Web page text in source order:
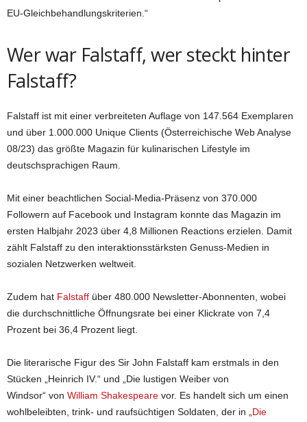
EU-Gleichbehandlungskriterien.“
Wer war Falstaff, wer steckt hinter
Falstaff?
Falstaff ist mit einer verbreiteten Auflage von 147.564 Exemplaren
und über 1.000.000 Unique Clients (Österreichische Web Analyse
08/23) das größte Magazin für kulinarischen Lifestyle im
deutschsprachigen Raum.
Mit einer beachtlichen Social-Media-Präsenz von 370.000
Followern auf Facebook und Instagram konnte das Magazin im
ersten Halbjahr 2023 über 4,8 Millionen Reactions erzielen. Damit
zählt Falstaff zu den interaktionsstärksten Genuss-Medien in
sozialen Netzwerken weltweit.
Zudem hat Falstaff über 480.000 Newsletter-Abonnenten, wobei
die durchschnittliche Öffnungsrate bei einer Klickrate von 7,4
Prozent bei 36,4 Prozent liegt.
Die literarische Figur des Sir John Falstaff kam erstmals in den
Stücken „Heinrich IV.“ und „Die lustigen Weiber von
Windsor“ von William Shakespeare vor. Es handelt sich um einen
wohlbeleibten, trink- und raufsüchtigen Soldaten, der in „Die